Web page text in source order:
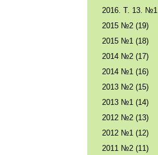
2016. T. 13. №1
2015 №2 (19)
2015 №1 (18)
2014 №2 (17)
2014 №1 (16)
2013 №2 (15)
2013 №1 (14)
2012 №2 (13)
2012 №1 (12)
2011 №2 (11)